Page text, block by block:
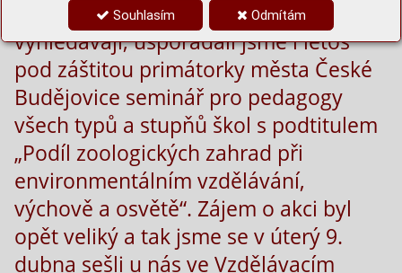
Souhlasím Odmítám
pomoc v některých tématech
vyhledávají, uspořádali jsme i letos
pod záštitou primátorky města České
Budějovice seminář pro pedagogy
všech typů a stupňů škol s podtitulem
„Podíl zoologických zahrad při
environmentálním vzdělávání,
výchově a osvětě“. Zájem o akci byl
opět veliký a tak jsme se v úterý 9.
dubna sešli u nás ve Vzdělávacím